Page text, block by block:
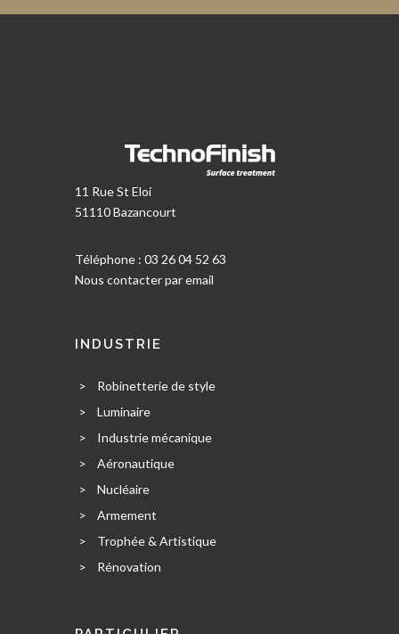
11 Rue St Eloi
51110 Bazancourt
Téléphone : 03 26 04 52 63
Nous contacter par email
INDUSTRIE
>
Robinetterie de style
>
Luminaire
>
Industrie mécanique
>
Aéronautique
>
Nucléaire
>
Armement
>
Trophée & Artistique
>
Rénovation